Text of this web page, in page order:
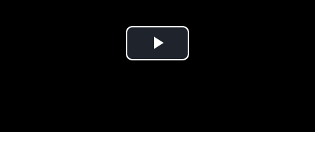
Play Video